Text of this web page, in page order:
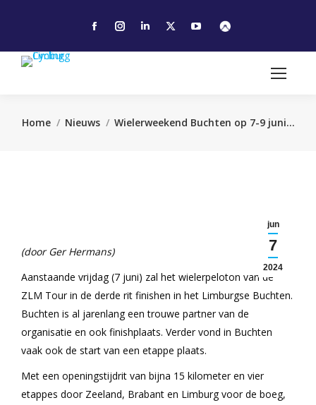
Facebook
window
Instagram
window
Linkedin
window window
YouTube
window
Je bent hier:
Home Nieuws Wielerweekend Buchten op 7-9 juni…
jun
7
2024
(door Ger Hermans)
Aanstaande vrijdag (7 juni) zal het wielerpeloton van de
ZLM Tour in de derde rit finishen in het Limburgse Buchten.
Buchten is al jarenlang een trouwe partner van de
organisatie en ook finishplaats. Verder vond in Buchten
vaak ook de start van een etappe plaats.
Met een openingstijdrit van bijna 15 kilometer en vier
etappes door Zeeland, Brabant en Limburg voor de boeg,